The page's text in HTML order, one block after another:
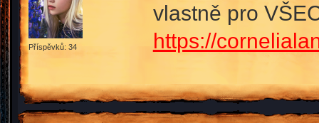
Příspěvků: 34
vlastně pro
https://